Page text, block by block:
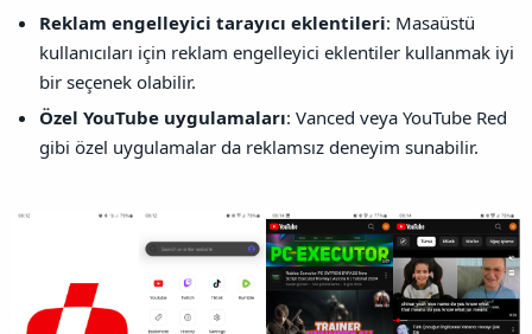
Reklam engelleyici tarayıcı eklentileri: Masaüstü
kullanıcıları için reklam engelleyici eklentiler kullanmak iyi
bir seçenek olabilir.
Özel YouTube uygulamaları: Vanced veya YouTube Red
gibi özel uygulamalar da reklamsız deneyim sunabilir.